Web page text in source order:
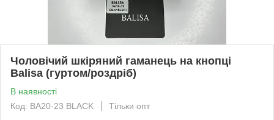
Чоловічий шкіряний гаманець на кнопці
Balisa (гуртом/роздріб)
В наявності
Код: BA20-23 BLACK
Тільки опт